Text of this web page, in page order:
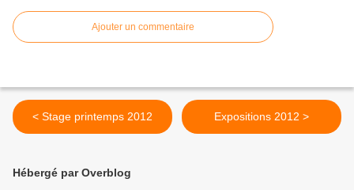
Ajouter un commentaire
< Stage printemps 2012 Expositions 2012 >
Hébergé par Overblog